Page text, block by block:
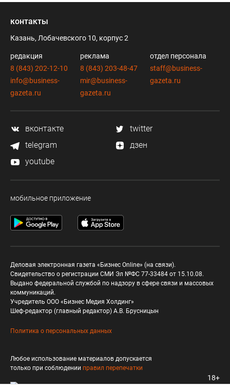
контакты
Казань, Лобачевского 10, корпус 2
редакция
8 (843) 202-12-10
info@business-
gazeta.ru
реклама
8 (843) 203-48-47
mir@business-
gazeta.ru
отдел персонала
staff@business-
gazeta.ru
вконтакте
twitter
telegram
дзен
youtube
мобильное приложение
Деловая электронная газета «Бизнес Online» (на связи).
Свидетельство о регистрации СМИ Эл №ФС 77-33484 от 15.10.08.
Выдано федеральной службой по надзору в сфере связи и массовых
коммуникаций.
Учредитель ООО «Бизнес Медия Холдинг»
Шеф-редактор (главный редактор) А.В. Брусницын
Политика о персональных данных
Любое использование материалов допускается
только при соблюдении правил перепечатки
18+